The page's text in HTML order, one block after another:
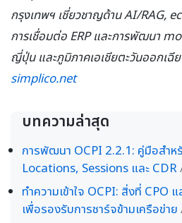
กรุงเทพฯ เชี่ยวชาญด้าน AI/RAG,
การเชื่อมต่อ ERP และการพัฒนา
ญี่ปุ่น และภูมิภาคเอเชียตะวันออกเฉีย
simplico.net
บทความล่าสุด
การพัฒนา OCPI 2.2.1: คู่มือสำห
Locations, Sessions และ CDR
ทำความเข้าใจ OCPI: สิ่งที่ CPO
เพื่อรองรับการชาร์จข้ามเครือข่าย